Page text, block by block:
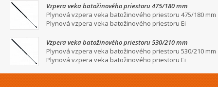
Vzpera veka batožinového priestoru 475/180 mm
Plynová vzpera veka batožinového priestoru 475/180 mm
Plynová vzpera veka batožinového priestoru Ei
Vzpera veka batožinového priestoru 530/210 mm
Plynová vzpera veka batožinového priestoru 530/210 mm
Plynová vzpera veka batožinového priestoru Ei